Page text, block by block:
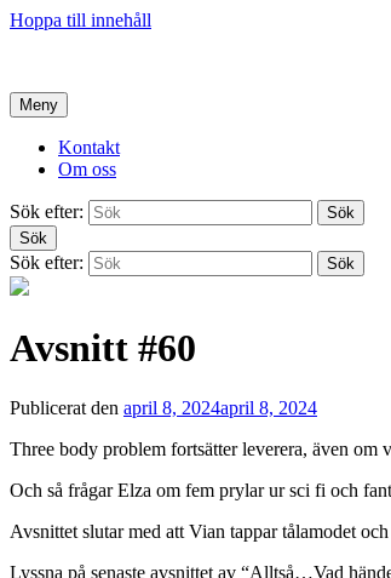
Hoppa till innehåll
Meny
Kontakt
Om oss
Sök efter:
Sök
Sök
Sök efter: Sök
Avsnitt #60
Publicerat den april 8, 2024april 8, 2024
Three body problem fortsätter leverera, även
Och så frågar Elza om fem prylar ur sci fi och
Avsnittet slutar med att Vian tappar tålamodet
Lyssna på senaste avsnittet av “Alltså…Vad